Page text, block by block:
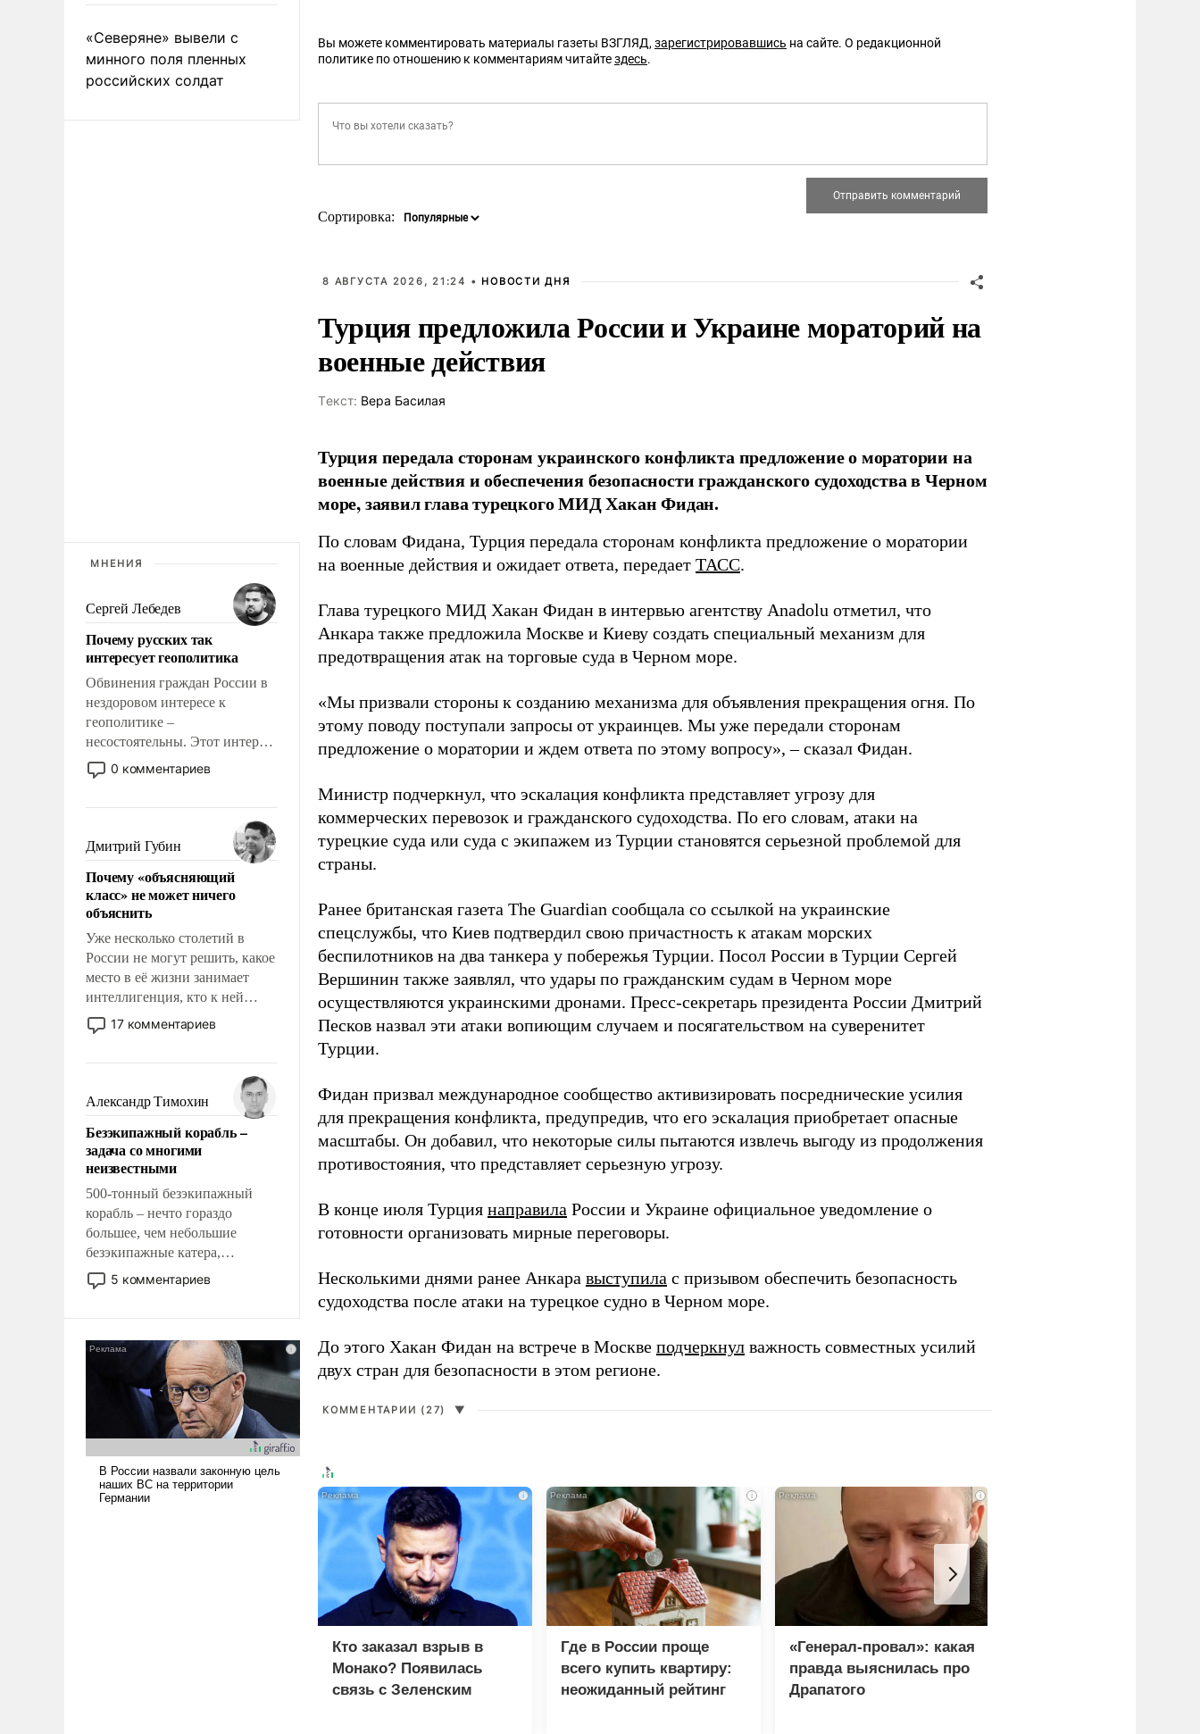
«Северяне» вывели с
минного поля пленных
российских солдат
МНЕНИЯ
Сергей Лебедев
Почему русских так
интересует геополитика
Обвинения граждан России в
нездоровом интересе к
геополитике –
несостоятельны. Этот интерес
рационален и прагматичен. Он
обусловлен тысячелетним
фундаментальным знанием,
что мировая политика имеет
свойство заявляться на порог
нашего дома.
0 комментариев
Дмитрий Губин
Почему «объясняющий
класс» не может ничего
объяснить
Уже несколько столетий в
России не могут решить, какое
место в её жизни занимает
интеллигенция, кто к ней
принадлежит, а кого из неё
исключили с правом
чем она отличается от просто
образованных людей. Иногда
казалось, что эти вопросы
решены раз и навсегда, но –
нет, не решены.
17 комментариев
Александр Тимохин
Безэкипажный корабль –
задача со многими
неизвестными
500-тонный безэкипажный
корабль – нечто гораздо
большее, чем небольшие
безэкипажные катера,
применение которых уже
стало обыденностью. Задача по
и ее реализация радикально
поднимет наши боевые
возможности.
5 комментариев
Вы можете комментировать материалы газеты ВЗГЛЯД, зарегистрировавшись на сайте. О редакционной
политике по отношению к комментариям читайтездесь.
Сортировка:
8 АВГУСТА 2026, 21:24 • НОВОСТИ ДНЯ
Турция предложила России и Украине мораторий на
военные действия
Tекст: Вера Басилая
Турция передала сторонам украинского конфликта предложение о моратории на
военные действия и обеспечения безопасности гражданского судоходства в Черном
море, заявил глава турецкого МИД Хакан Фидан.
По словам Фидана, Турция передала сторонам конфликта предложение о моратории
на военные действия и ожидает ответа, передает ТАСС.
Глава турецкого МИД Хакан Фидан в интервью агентству Anadolu отметил, что
Анкара также предложила Москве и Киеву создать специальный механизм для
предотвращения атак на торговые суда в Черном море.
«Мы призвали стороны к созданию механизма для объявления прекращения огня. По
этому поводу поступали запросы от украинцев. Мы уже передали сторонам
предложение о моратории и ждем ответа по этому вопросу», – сказал Фидан.
Министр подчеркнул, что эскалация конфликта представляет угрозу для
коммерческих перевозок и гражданского судоходства. По его словам, атаки на
турецкие суда или суда с экипажем из Турции становятся серьезной проблемой для
страны.
Ранее британская газета The Guardian сообщала со ссылкой на украинские
спецслужбы, что Киев подтвердил свою причастность к атакам морских
беспилотников на два танкера у побережья Турции. Посол России в Турции Сергей
Вершинин также заявлял, что удары по гражданским судам в Черном море
осуществляются украинскими дронами. Пресс-секретарь президента России Дмитрий
Песков назвал эти атаки вопиющим случаем и посягательством на суверенитет
Турции.
Фидан призвал международное сообщество активизировать посреднические усилия
для прекращения конфликта, предупредив, что его эскалация приобретает опасные
масштабы. Он добавил, что некоторые силы пытаются извлечь выгоду из продолжения
противостояния, что представляет серьезную угрозу.
В конце июля Турция направила России и Украине официальное уведомление о
готовности организовать мирные переговоры.
Несколькими днями ранее Анкара выступила с призывом обеспечить безопасность
судоходства после атаки на турецкое судно в Черном море.
До этого Хакан Фидан на встрече в Москве подчеркнул важность совместных усилий
двух стран для безопасности в этом регионе.
КОММЕНТАРИИ (27) ▼
i
Кто заказал взрыв в
Монако? Появилась
связь с Зеленским
i
Где в России проще
всего купить квартиру:
неожиданный рейтинг
i
«Генерал-провал»: какая
правда выяснилась про
Драпатого